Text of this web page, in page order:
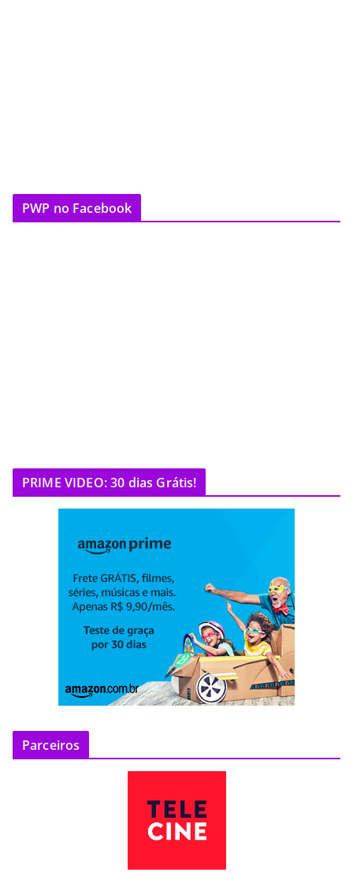
PWP no Facebook
PRIME VIDEO: 30 dias Grátis!
Parceiros